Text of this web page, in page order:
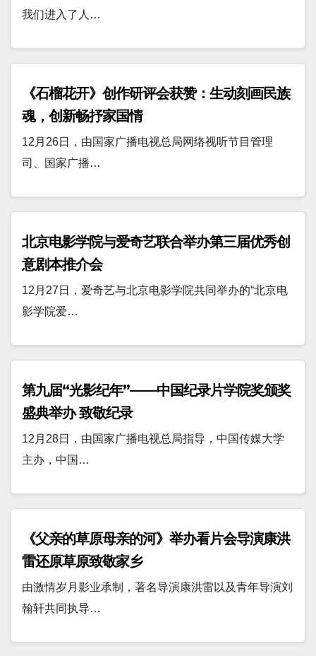
我们进入了人…
《石榴花开》创作研评会获赞：生动刻画民族
魂，创新畅抒家国情
12月26日，由国家广播电视总局网络视听节目管理
司、国家广播…
北京电影学院与爱奇艺联合举办第三届优秀创
意剧本推介会
12月27日，爱奇艺与北京电影学院共同举办的“北京电
影学院爱…
第九届“光影纪年”——中国纪录片学院奖颁奖
盛典举办 致敬纪录
12月28日，由国家广播电视总局指导，中国传媒大学
主办，中国…
《父亲的草原母亲的河》举办看片会导演康洪
雷还原草原致敬家乡
由激情岁月影业承制，著名导演康洪雷以及青年导演刘
翰轩共同执导…